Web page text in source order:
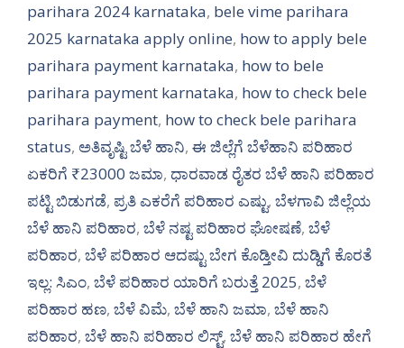
parihara 2024 karnataka, bele vime parihara
2025 karnataka apply online, how to apply bele
parihara payment karnataka, how to bele
parihara payment karnataka, how to check bele
parihara payment, how to check bele parihara
status, ಅತಿವೃಷ್ಟಿ ಬೆಳೆ ಹಾನಿ, ಈ ಜಿಲ್ಲೆಗೆ ಬೆಳೆಹಾನಿ ಪರಿಹಾರ
ಏಕರಿಗೆ ₹23000 ಜಮಾ, ಧಾರವಾಡ ರೈತರ ಬೆಳೆ ಹಾನಿ ಪರಿಹಾರ
ಪಟ್ಟಿ ಬಿಡುಗಡೆ, ಪ್ರತಿ ಎಕರೆಗೆ ಪರಿಹಾರ ಎಷ್ಟು, ಬೆಳಗಾವಿ ಜಿಲ್ಲೆಯ
ಬೆಳೆ ಹಾನಿ ಪರಿಹಾರ, ಬೆಳೆ ನಷ್ಟ ಪರಿಹಾರ ಘೋಷಣೆ, ಬೆಳೆ
ಪರಿಹಾರ, ಬೆಳೆ ಪರಿಹಾರ ಆದಷ್ಟು ಬೇಗ ಕೊಡ್ತೀವಿ ದುಡ್ಡಿಗೆ ಕೊರತೆ
ಇಲ್ಲ: ಸಿಎಂ, ಬೆಳೆ ಪರಿಹಾರ ಯಾರಿಗೆ ಬರುತ್ತೆ 2025, ಬೆಳೆ
ಪರಿಹಾರ ಹಣ, ಬೆಳೆ ವಿಮೆ, ಬೆಳೆ ಹಾನಿ ಜಮಾ, ಬೆಳೆ ಹಾನಿ
ಪರಿಹಾರ, ಬೆಳೆ ಹಾನಿ ಪರಿಹಾರ ಲಿಸ್ಟ್, ಬೆಳೆ ಹಾನಿ ಪರಿಹಾರ ಹೇಗೆ